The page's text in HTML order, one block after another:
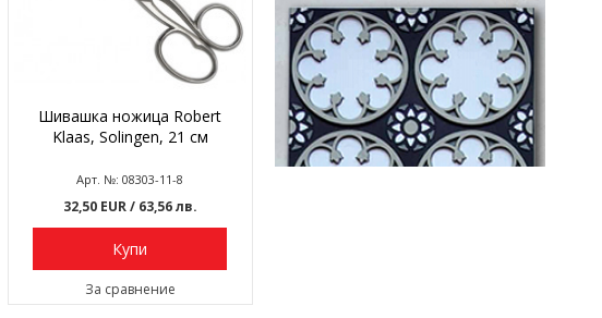
Шивашка нoжица Robert
Klaas, Solingen, 21 см
Арт. №: 08303-11-8
32,50 EUR/ 63,56 лв.
Купи
За сравнение